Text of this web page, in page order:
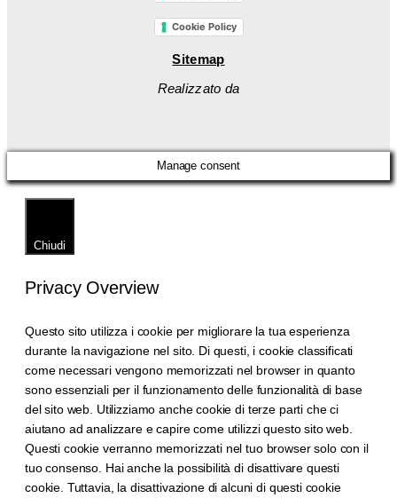
Cookie Policy
Sitemap
Realizzato da
Manage consent
Chiudi
Privacy Overview
Questo sito utilizza i cookie per migliorare la tua esperienza
durante la navigazione nel sito. Di questi, i cookie classificati
come necessari vengono memorizzati nel browser in quanto
sono essenziali per il funzionamento delle funzionalità di base
del sito web. Utilizziamo anche cookie di terze parti che ci
aiutano ad analizzare e capire come utilizzi questo sito web.
Questi cookie verranno memorizzati nel tuo browser solo con il
tuo consenso. Hai anche la possibilità di disattivare questi
cookie. Tuttavia, la disattivazione di alcuni di questi cookie